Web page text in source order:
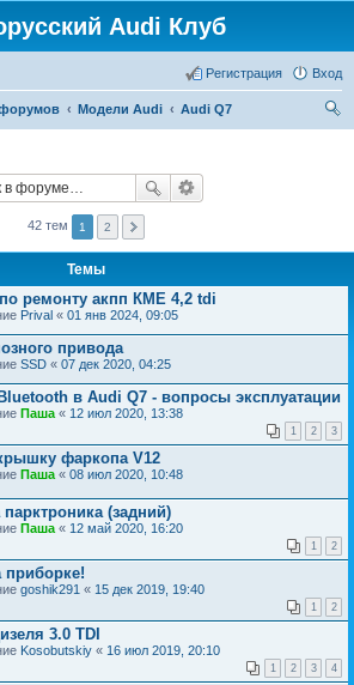
Audi Клуб
Вход
Регистрация
Модели Audi
Audi Q7
42 тем 1 2
Темы
ремонту акпп КМЕ 4,2 tdi
Prival « 01 янв 2024, 09:05
привода
SSD « 07 дек 2020, 04:25
в Audi Q7 - вопросы эксплуатации
Паша « 12 июл 2020, 13:38
1 2 3
фаркопа V12
Паша « 08 июл 2020, 10:48
(задний)
Паша « 12 май 2020, 16:20
1 2
приборке!
goshik291 « 15 дек 2019, 19:40
1 2
3.0 TDI
Kosobutskiy « 16 июл 2019, 20:10
1 2 3 4